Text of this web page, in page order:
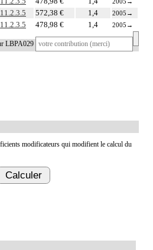
11.2.3.5 572,38 € 1,4 2005 →
11.2.3.5 478,98 € 1,4 2005 →
LBPA029
modificateurs qui modifient le calcul du
Calculer